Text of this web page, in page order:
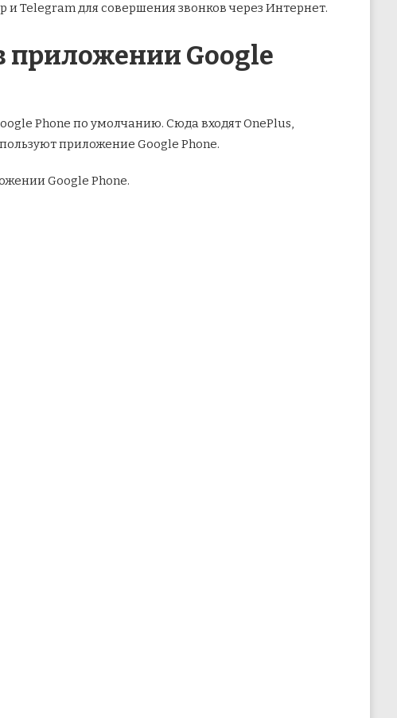
и Telegram для совершения звонков через Интернет.
приложении Google
Phone по умолчанию. Сюда входят OnePlus,
приложение Google Phone.
Google Phone.